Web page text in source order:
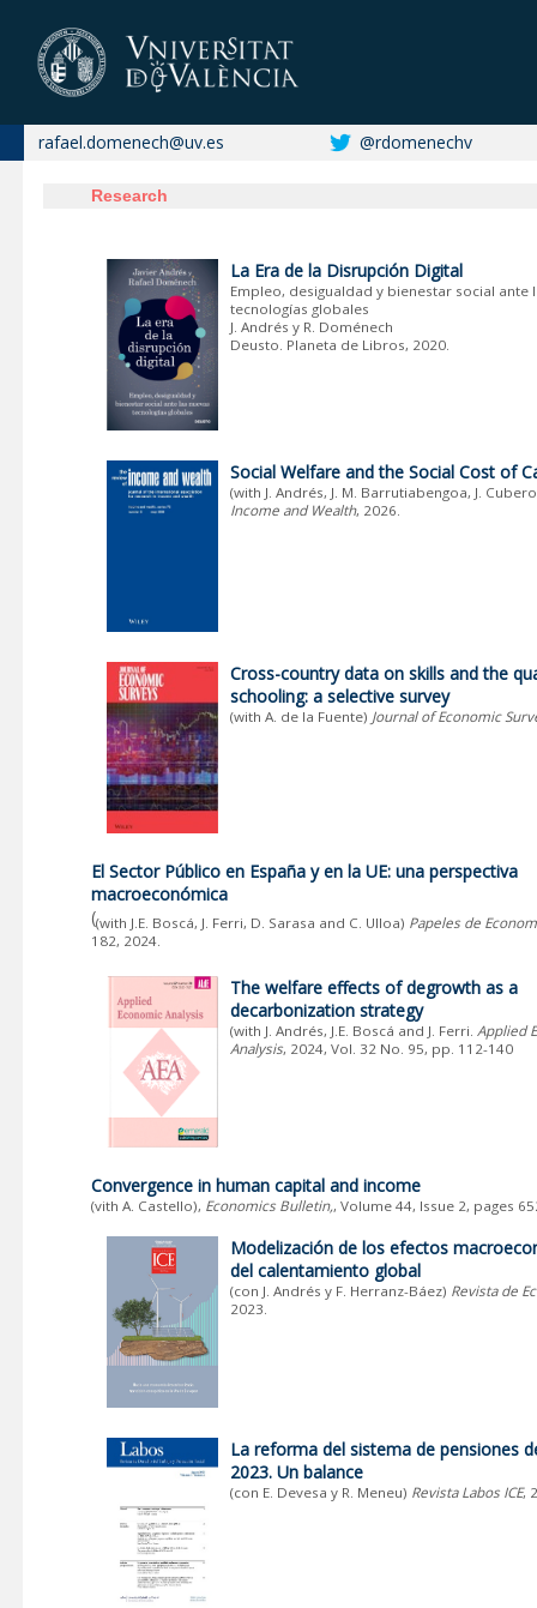
rafael.domenech@uv.es @rdomenechv
Research
La Era de la Disrupción Digital
Empleo, desigualdad y bienestar social ante
tecnologías globales
J. Andrés y R. Doménech
Deusto. Planeta de Libros, 2020.
Social Welfare and the Social Cost of
(with J. Andrés, J. M. Barrutiabengoa, J.
Income and Wealth, 2026.
Cross-country data on skills and the
schooling: a selective survey
(with A. de la Fuente) Journal of Economic
El Sector Público en España y en la UE: una perspectiva
macroeconómica
((with J.E. Boscá, J. Ferri, D. Sarasa and C. Ulloa) Papeles de
182, 2024.
The welfare effects of degrowth as a
decarbonization strategy
(with J. Andrés, J.E. Boscá and J. Ferri. Applied
Analysis, 2024, Vol. 32 No. 95, pp. 112-140
Convergence in human capital and income
(vith A. Castello), Economics Bulletin,, Volume 44, Issue 2, pages
Modelización de los efectos
del calentamiento global
(con J. Andrés y F. Herranz-Báez) Revista de
2023.
La reforma del sistema de pensiones
2023. Un balance
(con E. Devesa y R. Meneu) Revista Labos ICE,